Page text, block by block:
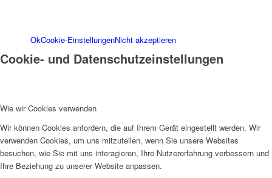
OkCookie-EinstellungenNicht akzeptieren
Cookie- und Datenschutzeinstellungen
Wie wir Cookies verwenden
Wir können Cookies anfordern, die auf Ihrem Gerät eingestellt werden. Wir
verwenden Cookies, um uns mitzuteilen, wenn Sie unsere Websites
besuchen, wie Sie mit uns interagieren, Ihre Nutzererfahrung verbessern und
Ihre Beziehung zu unserer Website anpassen.